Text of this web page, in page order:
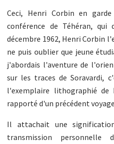
Ceci, Henri Corbin en
conférence de Téhéran,
décembre 1962, Henri Corbin
ne puis oublier que jeune
j'abordais l'aventure de
sur les traces de Soravardi,
l'exemplaire lithographié
rapporté d'un précédent
Il attachait une
transmission